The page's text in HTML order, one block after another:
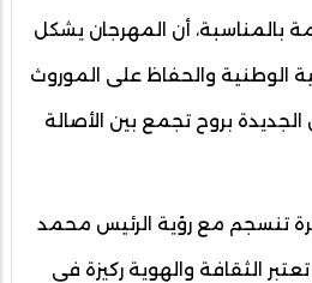
بالمناسبة، أن المهرجان يشكل
الوطنية والحفاظ على الموروث
الجديدة بروح تجمع بين الأصالة
تنسجم مع رؤية الرئيس محمد
الثقافة والهوية ركيزة في